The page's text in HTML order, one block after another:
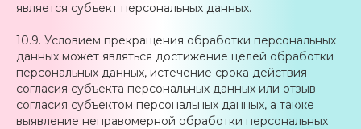
является субъект персональных данных.
10.9. Условием прекращения обработки персональных
данных может являться достижение целей обработки
персональных данных, истечение срока действия
согласия субъекта персональных данных или отзыв
согласия субъектом персональных данных, а также
выявление неправомерной обработки персональных